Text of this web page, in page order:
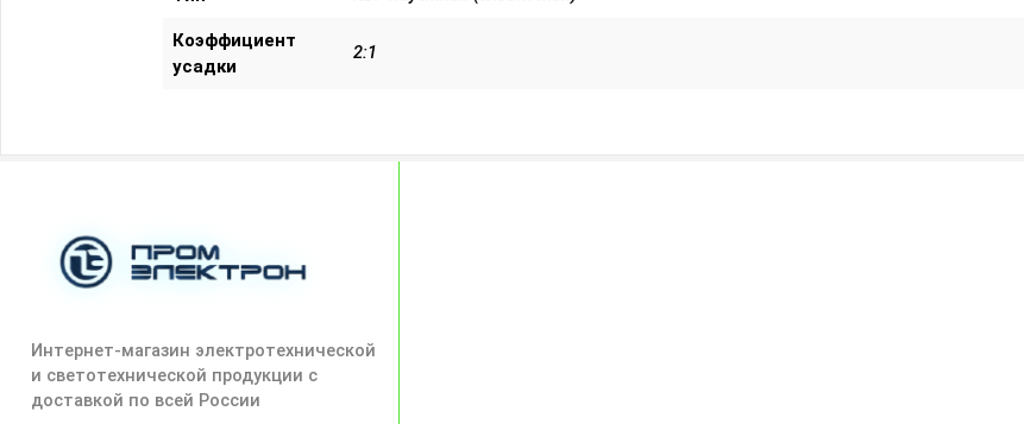
Коэффициент
усадки
2:1
Интернет-магазин электротехнической
и светотехнической продукции с
доставкой по всей России